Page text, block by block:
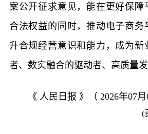
案公开征求意见，能在更好保障
合法权益的同时，推动电子商务
升合规经营意识和能力，成为新
者、数实融合的驱动者、高质量发
《 人民日报 》（ 2026年07月
(